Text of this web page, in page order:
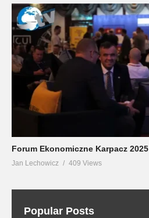
Forum Ekonomiczne Karpacz 2025
Jan Lechowicz 409 Views
Popular Posts